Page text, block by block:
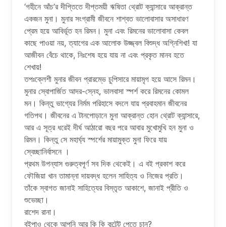
‘গহীনে আঁচ’র দীপ্তিতে দীপ্তময়ী ঋষিতা থ্রোট ক্যান্সারে আক্রান্ত
একজন মুনা। মুনার সংগ্রামী জীবনে শাশ্বত ভালোবাসার অসাধারণ
প্রেম হয়ে আবির্ভূত হন রিমন। মুনা এবং রিমনের ভালোবাসা কেবল
কাছে পাওয়া নয়, ত্যাগের এক আলোক উজ্জ্বল বিশুদ্ধ অগ্নিশিখা! যা
আজীবন বেঁচে থাকে, নিঃশেষ হয়ে যায় না এবং প্রকৃত মানব হতে
শেখায়!
তপঃক্লেশী মুনার জীবন প্রারম্ভে চুপিসারে মায়ামৃগ হয়ে আসে রিমন।
মুনার স্বোপার্জিত আদর-স্নেহ, ভালবাসা স্পর্শ করে রিমনের কোমল
মন। কিন্তু ভাগ্যের নির্মম পরিহাসে বদলে যায় প্রবাহমান জীবনের
গতিপথ। জীবনের এ টানপোড়ানে মুনা আক্রান্ত হোন থ্রোট ক্যান্সারে,
আর এ সূত্র ধরেই দীর্ঘ আঠারো বছর পরে আবার মুখোমুখি হন মুনা ও
রিমন। কিন্তু সে মহার্ঘ্য স্পর্শের মায়ামুক্ত মুনা ফিরে যায়
স্বেচ্ছানির্বাসনে ।
প্রথম উপন্যাস গুরুত্বপূর্ণ সব দিক থেকেই। এ বই প্রকাশ করে
ফৌজিয়া খান তামান্না দায়বদ্ধ হলেন সাহিত্য ও নিজের প্রতি।
তাঁকে স্বাগত জানাই সাহিত্যের বিস্তৃত আকাশে, জানাই প্রীতি ও
শুভেচ্ছা।
রাশেদ রানা।
বইপাও থেকে আপনি আর কি কি কন্টেন্ট পেতে চান?